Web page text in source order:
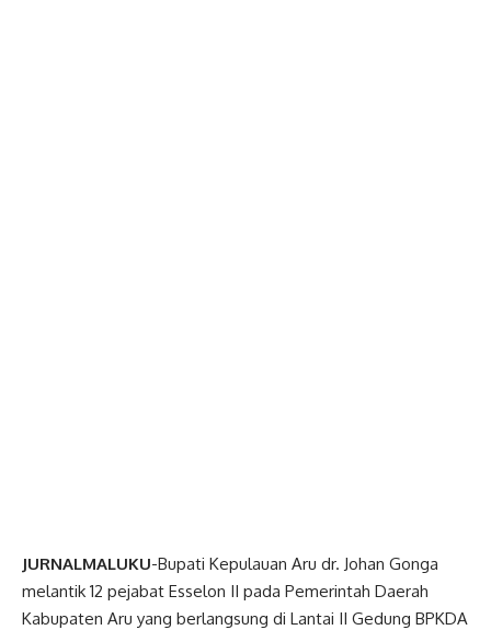
JURNALMALUKU-Bupati Kepulauan Aru dr. Johan Gonga
melantik 12 pejabat Esselon II pada Pemerintah Daerah
Kabupaten Aru yang berlangsung di Lantai II Gedung BPKDA